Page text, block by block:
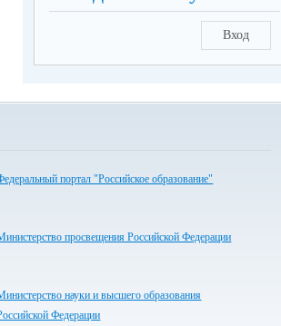
Вход
портал "Российское образование"
просвещения Российской Федерации
науки и высшего образования
Федерации